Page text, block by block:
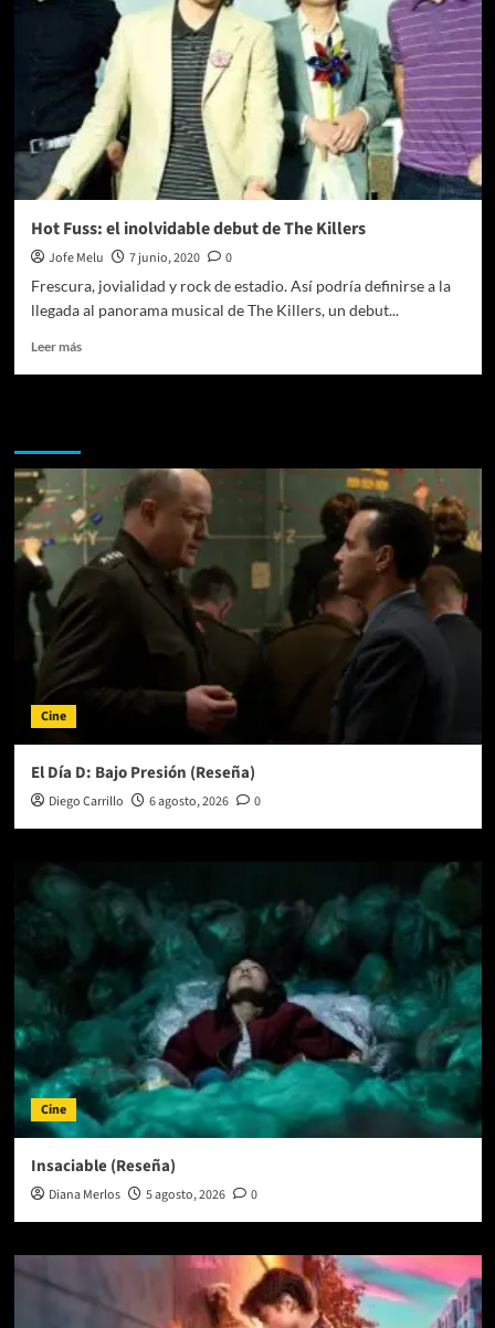
Hot Fuss: el inolvidable debut de The Killers
Jofe Melu 7 junio, 2020
0
Frescura, jovialidad y rock de estadio. Así podría definirse a la
llegada al panorama musical de The Killers, un debut...
Leer másLeer
el
inolvidable
debut
de
The
Killers
Cine
El Día D: Bajo Presión (Reseña)
Diego Carrillo 6 agosto, 2026 0
Cine
Insaciable (Reseña)
Diana Merlos 5 agosto, 2026 0